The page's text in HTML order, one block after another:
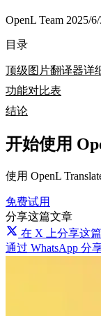
OpenL Team 2025/
目录
顶级图片翻译器详
功能对比表
结论
开始使用
使用 OpenL
免费试用
分享这篇文章
在 X 上分享这
通过 WhatsApp 分